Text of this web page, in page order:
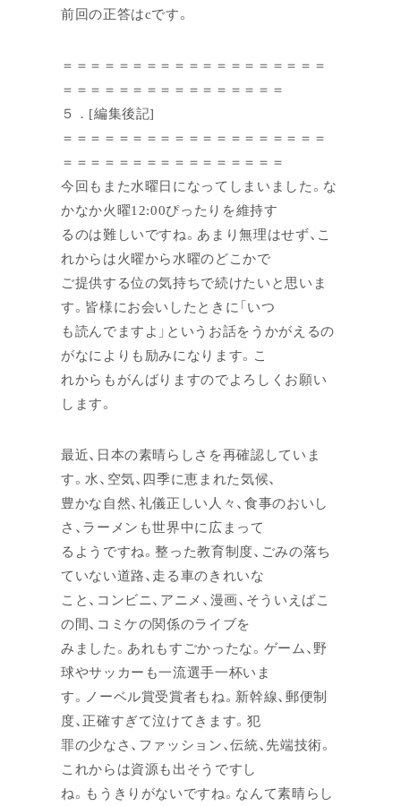
前回の正答はcです。
＝＝＝＝＝＝＝＝＝＝＝＝＝＝＝＝＝＝＝
＝＝＝＝＝＝＝＝＝＝＝＝＝＝＝＝
５．[編集後記]
＝＝＝＝＝＝＝＝＝＝＝＝＝＝＝＝＝＝＝
＝＝＝＝＝＝＝＝＝＝＝＝＝＝＝＝
今回もまた水曜日になってしまいました。な
かなか火曜12:00ぴったりを維持す
るのは難しいですね。あまり無理はせず、こ
れからは火曜から水曜のどこかで
ご提供する位の気持ちで続けたいと思いま
す。皆様にお会いしたときに「いつ
も読んでますよ」というお話をうかがえるの
がなによりも励みになります。こ
れからもがんばりますのでよろしくお願い
します。
最近、日本の素晴らしさを再確認していま
す。水、空気、四季に恵まれた気候、
豊かな自然、礼儀正しい人々、食事のおいし
さ、ラーメンも世界中に広まって
るようですね。整った教育制度、ごみの落ち
ていない道路、走る車のきれいな
こと、コンビニ、アニメ、漫画、そういえばこ
の間、コミケの関係のライブを
みました。あれもすごかったな。ゲーム、野
球やサッカーも一流選手一杯いま
す。ノーベル賞受賞者もね。新幹線、郵便制
度、正確すぎて泣けてきます。犯
罪の少なさ、ファッション、伝統、先端技術。
これからは資源も出そうですし
ね。もうきりがないですね。なんて素晴らし